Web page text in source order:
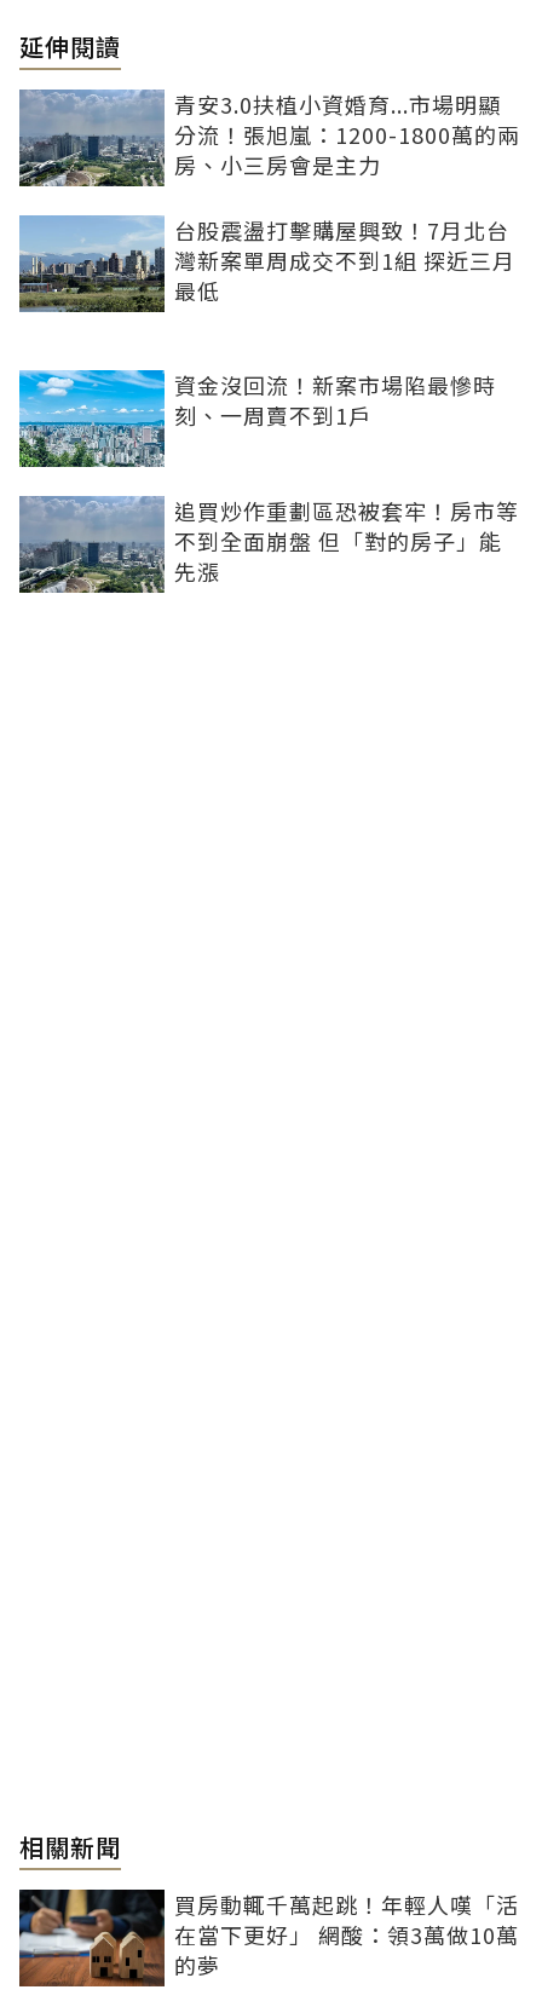
延伸閱讀
青安3.0扶植小資婚育...市場明顯
分流！張旭嵐：1200-1800萬的兩
房、小三房會是主力
台股震盪打擊購屋興致！7月北台
灣新案單周成交不到1組 探近三月
最低
資金沒回流！新案市場陷最慘時
刻、一周賣不到1戶
追買炒作重劃區恐被套牢！房市等
不到全面崩盤 但「對的房子」能
先漲
相關新聞
買房動輒千萬起跳！年輕人嘆「活
在當下更好」 網酸：領3萬做10萬
的夢